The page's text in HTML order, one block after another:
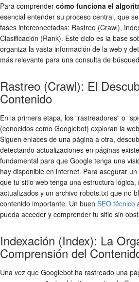
Para comprender cómo funciona el
esencial entender su proceso central, que
fases interconectadas: Rastreo (Crawl),
Clasificación (Rank). Este ciclo es la base
organiza la vasta información de la web y
más relevante para una consulta de
Rastreo (Crawl): El
Contenido
En la primera etapa, los "rastreadores" o
(conocidos como Googlebot) exploran la
Siguen enlaces de una página a otra,
detectando actualizaciones en páginas
fundamental para que Google tenga una
hay disponible en internet. Para asegurar
que tu sitio web tenga una estructura lógica,
actualizados y un archivo robots.txt que no
contenido importante. Un buen SEO técnico
pueda acceder y comprender tu sitio sin
Indexación (Index): La
Comprensión del
Una vez que Googlebot ha rastreado una